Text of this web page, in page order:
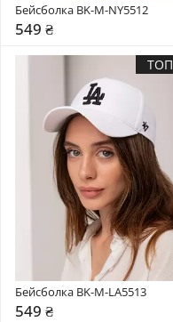
Бейсболка BK-M-NY5512
549 ₴
ТОП
Бейсболка BK-M-LA5513
549 ₴